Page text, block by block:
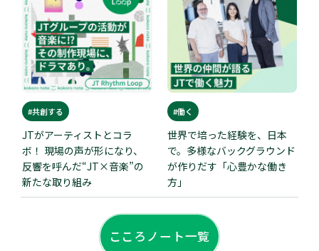
#共創する
JTがアーティストとコラ
ボ！ 現場の声が形になり、
反響を呼んだ“JT×音楽”の
新たな取り組み
#働く
世界で培った経験を、日本
で。多様なバックグラウンド
が作りだす「心豊かな働き
方」
こころノート一覧